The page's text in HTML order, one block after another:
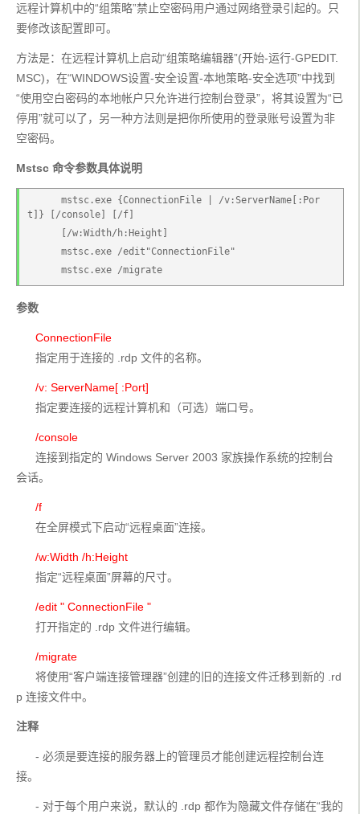
远程计算机中的“组策略”禁止空密码用户通过网络登录引起的。只
要修改该配置即可。
方法是：在远程计算机上启动“组策略编辑器”(开始-运行-GPEDIT.
MSC)，在“WINDOWS设置-安全设置-本地策略-安全选项”中找到
“使用空白密码的本地帐户只允许进行控制台登录”，将其设置为“已
停用”就可以了，另一种方法则是把你所使用的登录账号设置为非
空密码。
Mstsc 命令参数具体说明
mstsc.exe {ConnectionFile | /v:ServerName[:Por
t]} [/console] [/f]
[/w:Width/h:Height]
mstsc.exe /edit"ConnectionFile"
mstsc.exe /migrate
参数
ConnectionFile
指定用于连接的 .rdp 文件的名称。
/v: ServerName[ :Port]
指定要连接的远程计算机和（可选）端口号。
/console
连接到指定的 Windows Server 2003 家族操作系统的控制台
会话。
/f
在全屏模式下启动“远程桌面”连接。
/w:Width /h:Height
指定“远程桌面”屏幕的尺寸。
/edit " ConnectionFile "
打开指定的 .rdp 文件进行编辑。
/migrate
将使用“客户端连接管理器”创建的旧的连接文件迁移到新的 .rd
p 连接文件中。
注释
- 必须是要连接的服务器上的管理员才能创建远程控制台连
接。
- 对于每个用户来说，默认的 .rdp 都作为隐藏文件存储在“我的